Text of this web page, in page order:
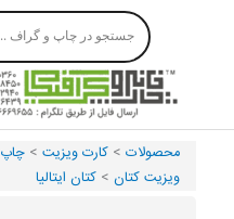
محصولات > کارت ویزیت >
ویزیت کتان > کتان ایتالیا